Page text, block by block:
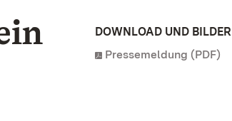
DOWNLOAD UND BILDER
Pressemeldung (PDF)